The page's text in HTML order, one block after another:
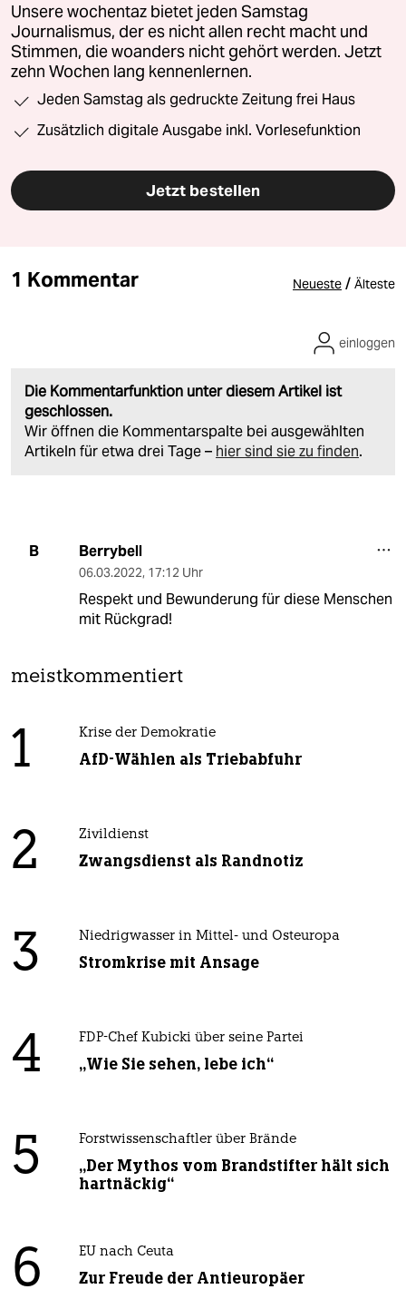
Unsere wochentaz bietet jeden Samstag
Journalismus, der es nicht allen recht macht und
Stimmen, die woanders nicht gehört werden. Jetzt
zehn Wochen lang kennenlernen.
Jeden Samstag als gedruckte Zeitung frei Haus
Zusätzlich digitale Ausgabe inkl. Vorlesefunktion
Jetzt bestellen
1 Kommentar Neueste / Älteste
Die Kommentarfunktion unter diesem Artikel ist
geschlossen.
Wir öffnen die Kommentarspalte bei ausgewählten
Artikeln für etwa drei Tage – hier sind sie zu finden.
einloggen
B Berrybell
06.03.2022, 17:12 Uhr
Respekt und Bewunderung für diese Menschen
mit Rückgrad!
meistkommentiert
1 Krise der Demokratie
AfD-Wählen als Triebabfuhr
2 Zivildienst
Zwangsdienst als Randnotiz
3 Niedrigwasser in Mittel- und Osteuropa
Stromkrise mit Ansage
4 FDP-Chef Kubicki über seine Partei
„Wie Sie sehen, lebe ich“
5 Forstwissenschaftler über Brände
„Der Mythos vom Brandstifter hält sich
hartnäckig“
6 EU nach Ceuta
Zur Freude der Antieuropäer